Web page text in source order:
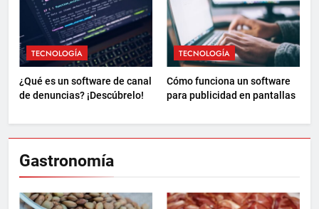
TECNOLOGÍA
¿Qué es un software de canal
de denuncias? ¡Descúbrelo!
TECNOLOGÍA
Cómo funciona un software
para publicidad en pantallas
Gastronomía